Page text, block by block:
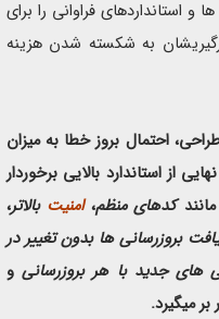
استانداردهای فراوانی را برای
به شکسته شدن هزینه
احتمال بروز خطا به میزان
از استاندارد بالایی برخوردار
کدهای منظم،امنیتبالاتر،
بروزرسانی ها بدون تغییر در
های جدید با هر بروزرسانیو
میگیرد.